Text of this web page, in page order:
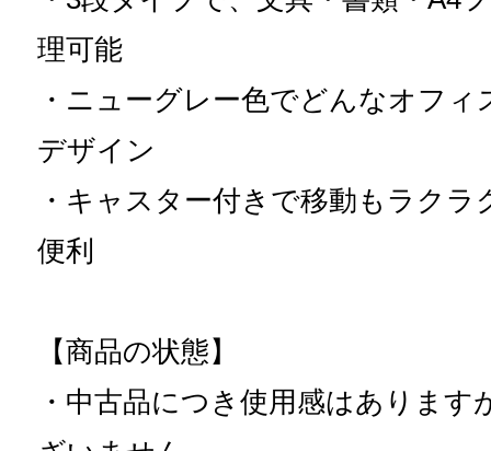
理可能
・ニューグレー色でどんなオフ
デザイン
・キャスター付きで移動もラク
便利
【商品の状態】
・中古品につき使用感はありま